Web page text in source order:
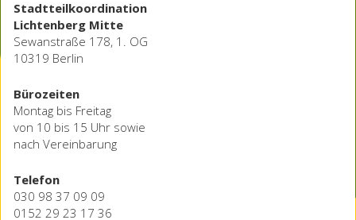
Stadtteilkoordination
Lichtenberg Mitte
Sewanstraße 178, 1. OG
10319 Berlin
Bürozeiten
Montag bis Freitag
von 10 bis 15 Uhr sowie
nach Vereinbarung
Telefon
030 98 37 09 09
0152 29 23 17 36